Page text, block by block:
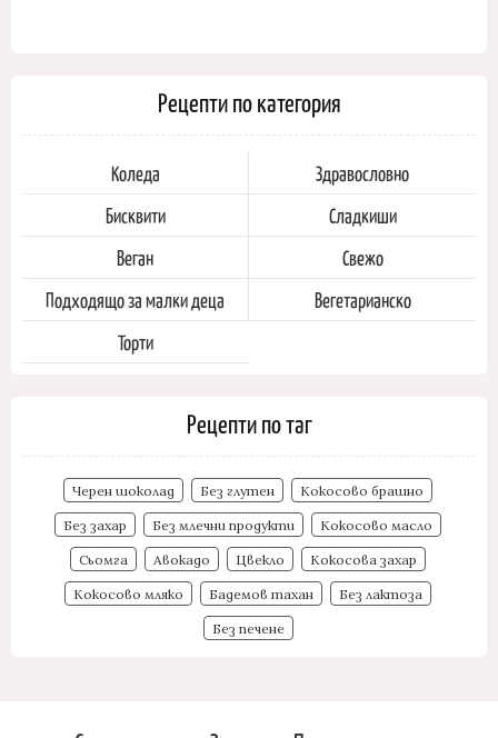
Рецепти по категория
Коледа
Здравословно
Бисквити
Сладкиши
Веган
Свежо
Подходящо за малки деца
Вегетарианско
Торти
Рецепти по таг
Черен шоколад Без глутен Кокосово брашно
Без захар Без млечни продукти Кокосово масло
Сьомга Авокадо Цвекло Кокосова захар
Кокосово мляко Бадемов тахан Без лактоза
Без печене